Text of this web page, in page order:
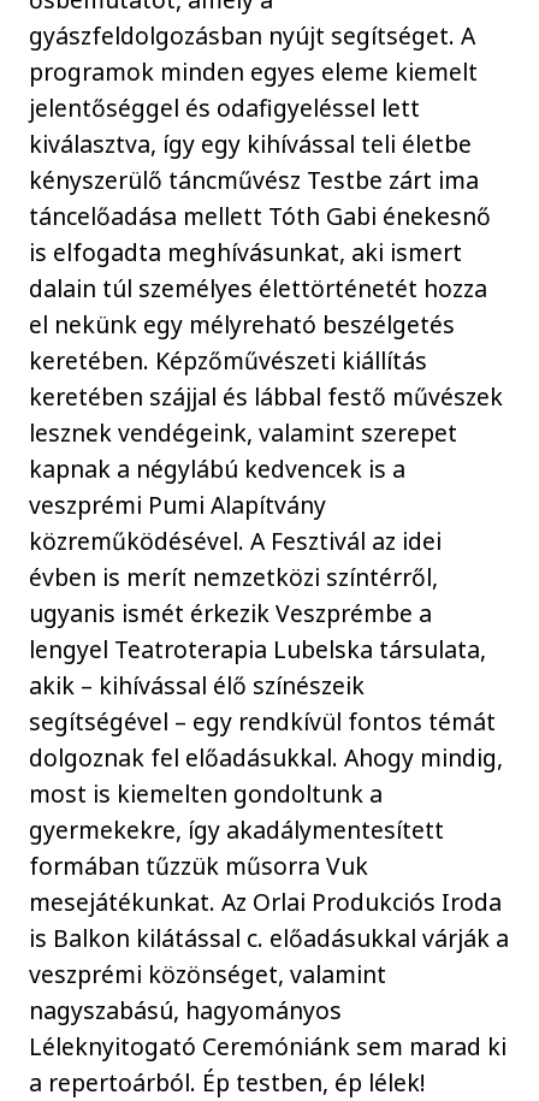
gyászfeldolgozásban nyújt segítséget. A
programok minden egyes eleme kiemelt
jelentőséggel és odafigyeléssel lett
kiválasztva, így egy kihívással teli életbe
kényszerülő táncművész Testbe zárt ima
táncelőadása mellett Tóth Gabi énekesnő
is elfogadta meghívásunkat, aki ismert
dalain túl személyes élettörténetét hozza
el nekünk egy mélyreható beszélgetés
keretében. Képzőművészeti kiállítás
keretében szájjal és lábbal festő művészek
lesznek vendégeink, valamint szerepet
kapnak a négylábú kedvencek is a
veszprémi Pumi Alapítvány
közreműködésével. A Fesztivál az idei
évben is merít nemzetközi színtérről,
ugyanis ismét érkezik Veszprémbe a
lengyel Teatroterapia Lubelska társulata,
akik – kihívással élő színészeik
segítségével – egy rendkívül fontos témát
dolgoznak fel előadásukkal. Ahogy mindig,
most is kiemelten gondoltunk a
gyermekekre, így akadálymentesített
formában tűzzük műsorra Vuk
mesejátékunkat. Az Orlai Produkciós Iroda
is Balkon kilátással c. előadásukkal várják a
veszprémi közönséget, valamint
nagyszabású, hagyományos
Léleknyitogató Ceremóniánk sem marad ki
a repertoárból. Ép testben, ép lélek!